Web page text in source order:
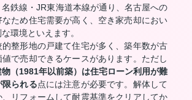
鉄線・JR東海道本線が通り、名古屋への
なため住宅需要が高く、空き家売却におい
環境といえます。
整形地の戸建て住宅が多く、築年数が古
値で売却できるケースがあります。ただし
物（1981年以前築）は住宅ローン利用が難
限られる点には注意が必要です。解体して
リフォームして耐震基準をクリアしてか